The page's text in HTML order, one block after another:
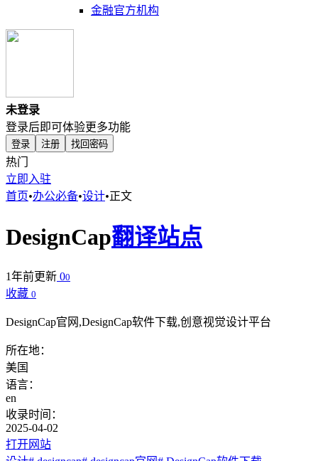
金融官方机构
未登录
登录后即可体验更多功能
登录 注册 找回密码
热门
立即入驻
首页•办公必备•设计•正文
DesignCap翻译站点
1年前更新 00
收藏 0
DesignCap官网,DesignCap软件下载,创意视觉设计平台
所在地：
美国
语言：
en
收录时间：
2025-04-02
打开网站